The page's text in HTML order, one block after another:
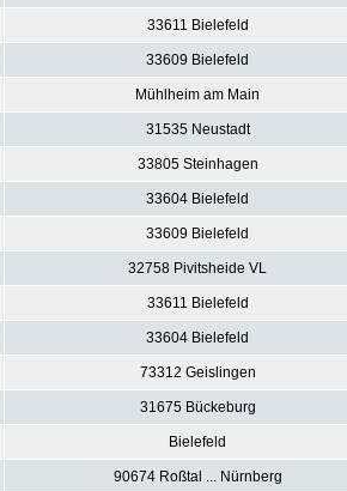
33611 Bielefeld
33609 Bielefeld
Mühlheim am Main
31535 Neustadt
33805 Steinhagen
33604 Bielefeld
33609 Bielefeld
32758 Pivitsheide VL
33611 Bielefeld
33604 Bielefeld
73312 Geislingen
31675 Bückeburg
Bielefeld
90674 Roßtal ... Nürnberg